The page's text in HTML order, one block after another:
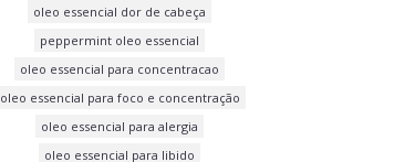
oleo essencial dor de cabeça
peppermint oleo essencial
oleo essencial para concentracao
oleo essencial para foco e concentração
oleo essencial para alergia
oleo essencial para libido